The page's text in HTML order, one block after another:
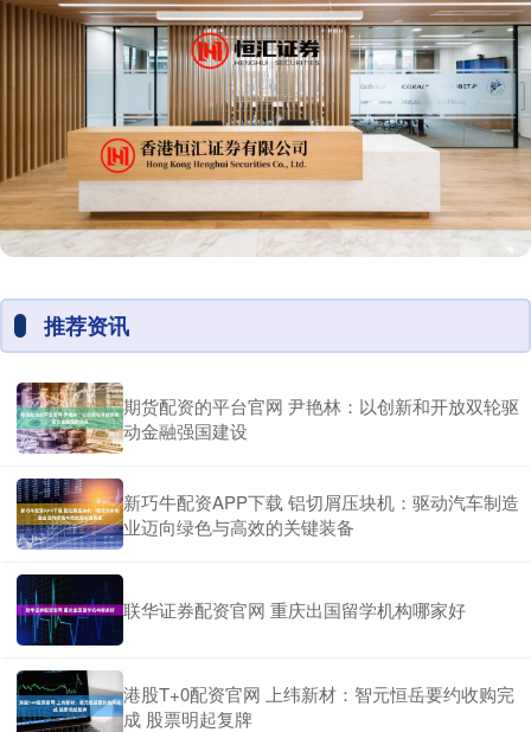
推荐资讯
期货配资的平台官网 尹艳林：以创新和开放双轮驱
动金融强国建设
新巧牛配资APP下载 铝切屑压块机：驱动汽车制造
业迈向绿色与高效的关键装备
联华证券配资官网 重庆出国留学机构哪家好
港股T+0配资官网 上纬新材：智元恒岳要约收购完
成 股票明起复牌